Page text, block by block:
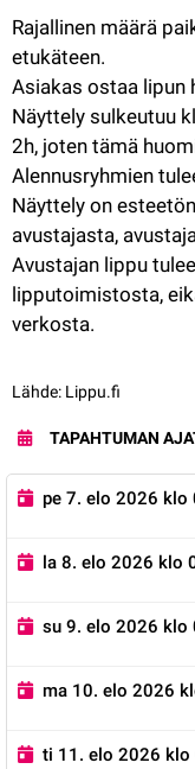
Rajallinen määrä
etukäteen.
Asiakas ostaa lipun
Näyttely sulkeutuu
2h, joten tämä
Alennusryhmien
Näyttely on
avustajasta,
Avustajan lippu
lipputoimistosta,
verkosta.
Lähde: Lippu.fi
TAPAHTUMAN
pe 7. elo 2026 klo
la 8. elo 2026 klo
su 9. elo 2026 klo
ma 10. elo 2026
ti 11. elo 2026 klo